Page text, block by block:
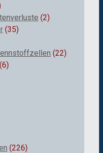
(2)
(35)
(22)
(6)
(226)